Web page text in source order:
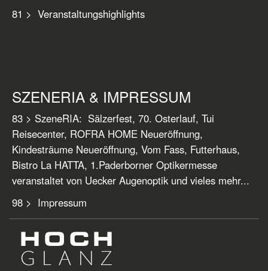
81 > Veranstaltungshighlights
SZENERIA & IMPRESSUM
83 > SzeneRIA: Sälzerfest, 70. Osterlauf, Tui
Reisecenter, ROFRA HOME Neueröffnung,
Kindesträume Neueröffnung, Vom Fass, Futterhaus,
Bistro La HATTA, 1.Paderborner Optikermesse
veranstaltet von Uecker Augenoptik und vieles mehr...
98 > Impressum